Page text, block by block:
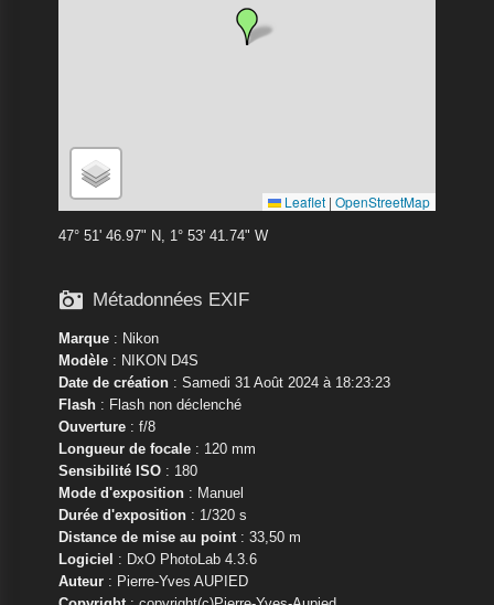
Leaflet | OpenStreetMap
47° 51' 46.97" N, 1° 53' 41.74" W
 Métadonnées EXIF
Marque: Nikon
Modèle: NIKON D4S
Date de création: Samedi 31 Août 2024 à 18:23:23
Flash: Flash non déclenché
Ouverture: f/8
Longueur de focale: 120 mm
Sensibilité ISO: 180
Mode d'exposition: Manuel
Durée d'exposition: 1/320 s
Distance de mise au point: 33,50 m
Logiciel : DxO PhotoLab 4.3.6
Auteur: Pierre-Yves AUPIED